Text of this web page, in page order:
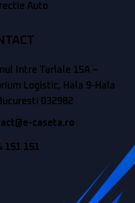
Auto
Intre Tarlale 15A –
Logistic, Hala 9-Hala
032982
caseta.ro
151 151